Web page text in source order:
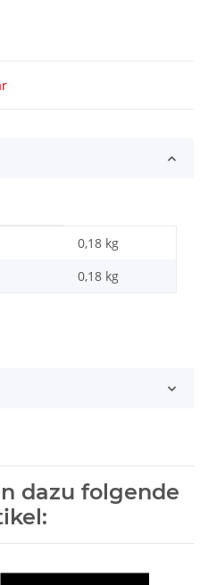
0,18 kg
0,18 kg
dazu folgende